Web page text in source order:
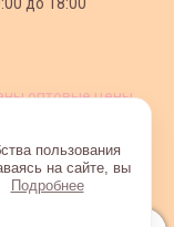
оптовые цены,
пользования
на сайте, вы
Подробнее